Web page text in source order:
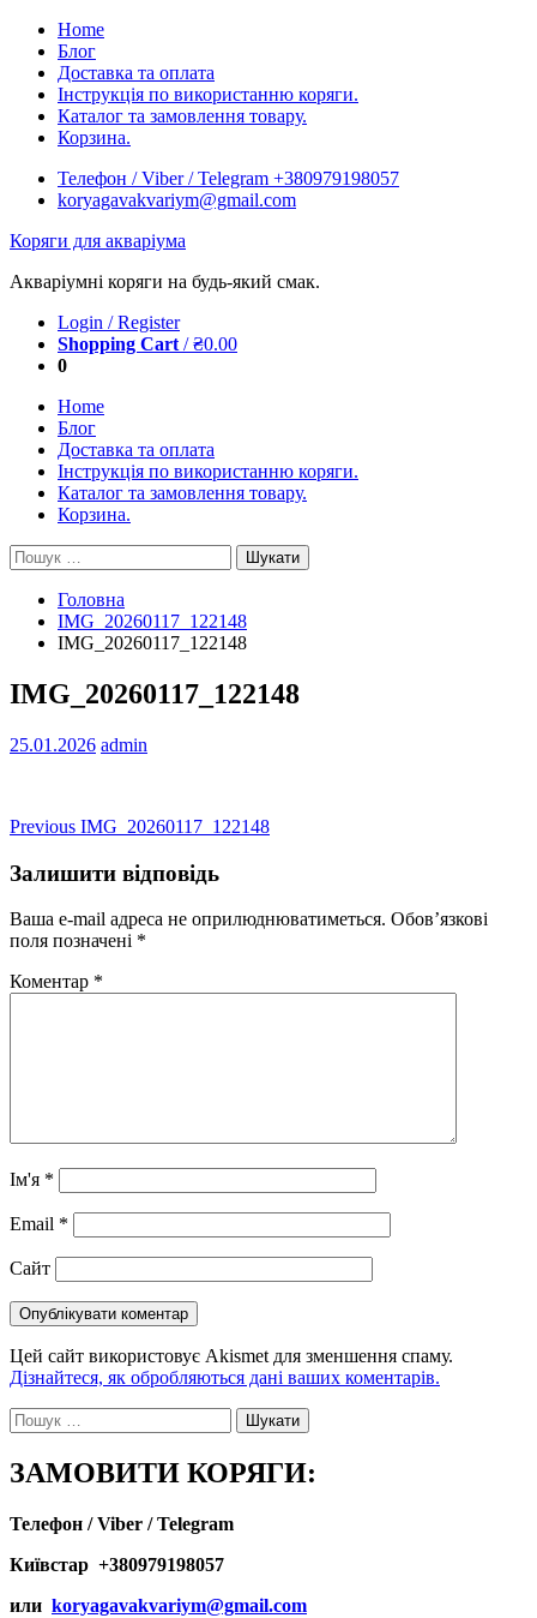
Skip
content
Home
Блог
Доставка та оплата
Інструкція по використанню коряги.
Каталог та замовлення товару.
Корзина.
Телефон / Viber / Telegram +380979198057
koryagavakvariym@gmail.com
Коряги для акваріума
Акваріумні коряги на будь-який смак.
Login / Register
Shopping Cart /₴0.00
0
Home
Блог
Доставка та оплата
Інструкція по використанню коряги.
Каталог та замовлення товару.
Корзина.
Пошук:
Головна
IMG_20260117_122148
IMG_20260117_122148
IMG_20260117_122148
25.01.2026 admin
Навігація
записів
Previous Previous
IMG_20260117_122148
Залишити відповідь
Ваша e-mail адреса не оприлюднюватиметься. Обов’язкові
поля позначені *
Коментар *
Ім'я *
Email *
Сайт
Цей сайт використовує Akismet для зменшення спаму.
Дізнайтеся, як обробляються дані ваших коментарів.
Пошук:
ЗАМОВИТИ КОРЯГИ:
Телефон / Viber / Telegram
Київстар +380979198057
или koryagavakvariym@gmail.com